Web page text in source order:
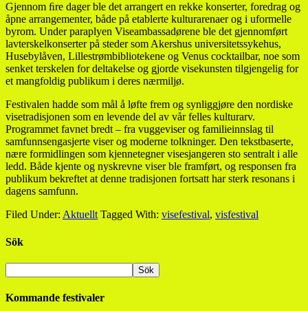
Gjennom ﬁre dager ble det arrangert en rekke konserter, foredrag og
åpne arrangementer, både på etablerte kulturarenaer og i uformelle
byrom. Under paraplyen Viseambassadørene ble det gjennomført
lavterskelkonserter på steder som Akershus universitetssykehus,
Husebylåven, Lillestrømbibliotekene og Venus cocktailbar, noe som
senket terskelen for deltakelse og gjorde visekunsten tilgjengelig for
et mangfoldig publikum i deres nærmiljø.
Festivalen hadde som mål å løfte frem og synliggjøre den nordiske
visetradisjonen som en levende del av vår felles kulturarv.
Programmet favnet bredt – fra vuggeviser og familieinnslag til
samfunnsengasjerte viser og moderne tolkninger. Den tekstbaserte,
nære formidlingen som kjennetegner visesjangeren sto sentralt i alle
ledd. Både kjente og nyskrevne viser ble framført, og responsen fra
publikum bekreftet at denne tradisjonen fortsatt har sterk resonans i
dagens samfunn.
Filed Under: Aktuellt Tagged With: visefestival, visfestival
Sök
Kommande festivaler